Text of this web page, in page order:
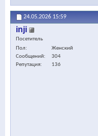
24.05.2026 15:59
inji
Посетитель
Пол
Женский
Сообщений
304
Репутация
136